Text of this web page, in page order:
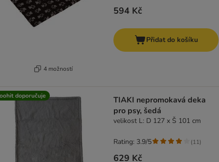
4 možností
594 Kč
Přidat do košíku
doporučuje
TIAKI nepromokavá deka
pro psy, šedá
velikost L: D 127 x Š 101 cm
629 Kč
Rating: 3.9/5 (11)